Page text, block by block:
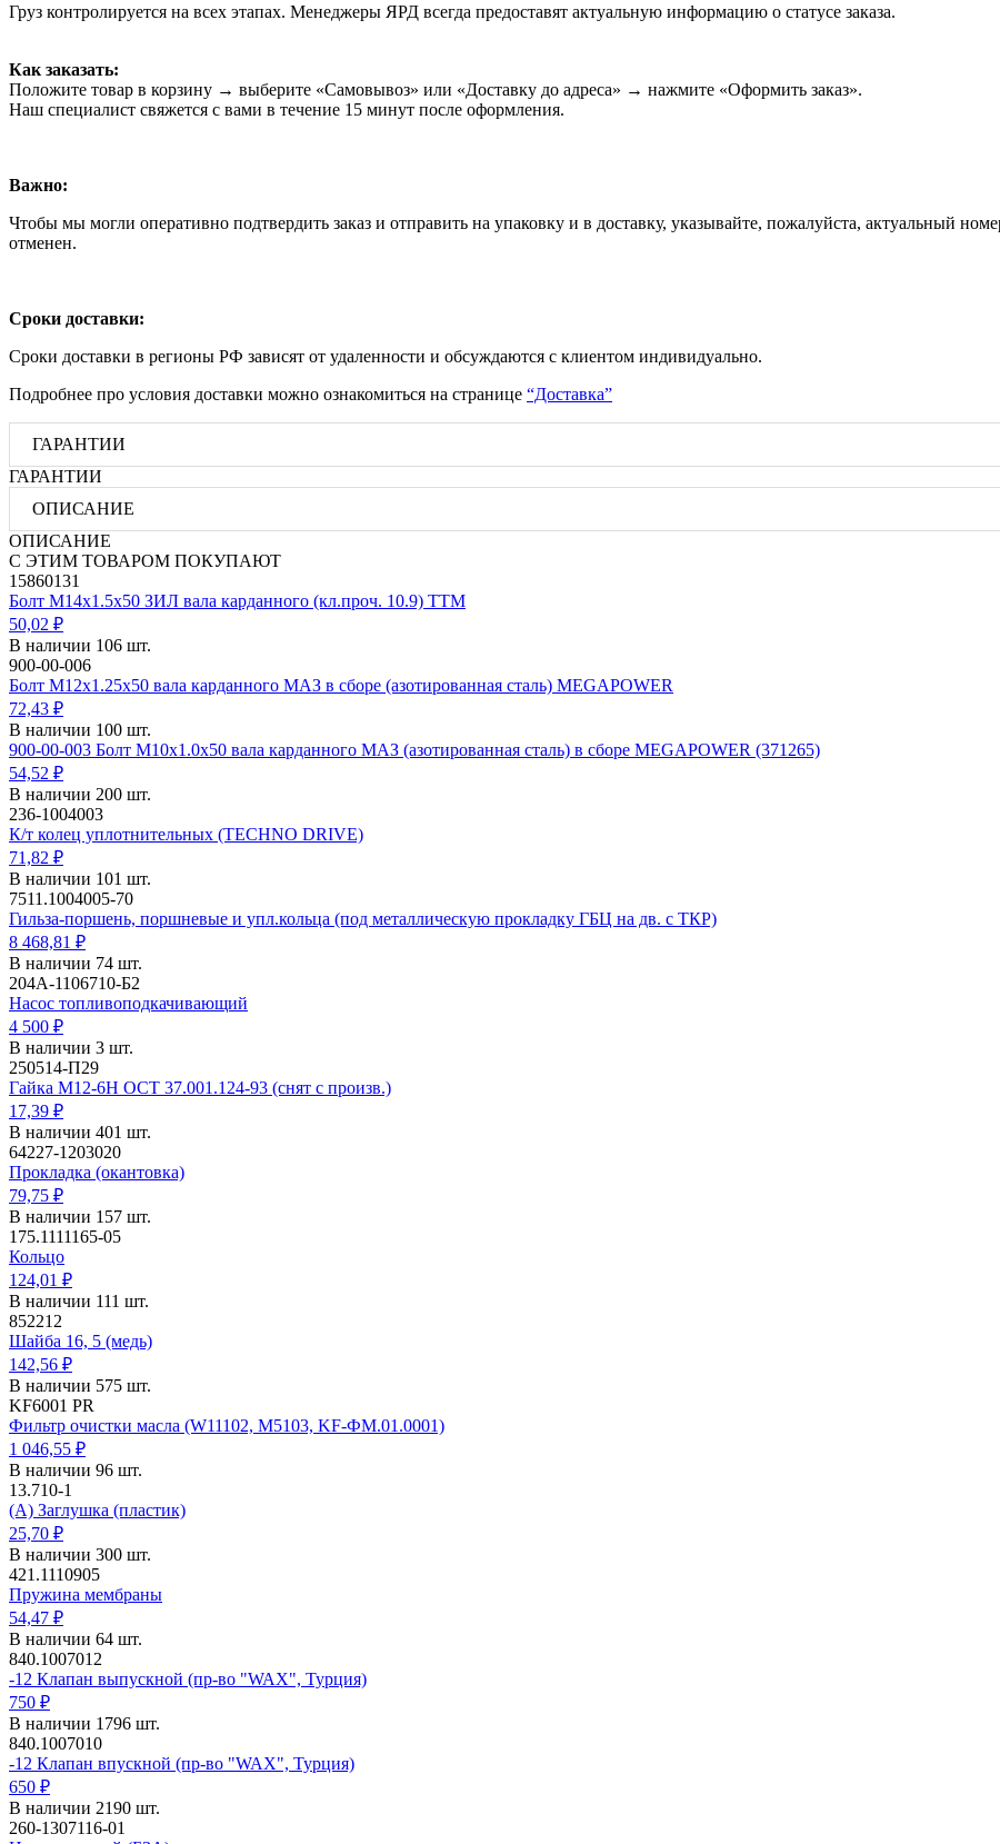
Груз контролируется на всех этапах. Менеджеры ЯРД всегда предоставят актуальную информацию о статусе заказа.
Как заказать:
Положите товар в корзину → выберите «Самовывоз» или «Доставку до адреса» → нажмите «Оформить заказ».
Наш специалист свяжется с вами в течение 15 минут после оформления.
Важно:
Чтобы мы могли оперативно подтвердить заказ и отправить на упаковку и в доставку, указывайте, пожалуйста, актуальный
отменен.
Сроки доставки:
Сроки доставки в регионы РФ зависят от удаленности и обсуждаются с клиентом индивидуально.
Подробнее про условия доставки можно ознакомиться на странице “Доставка”
ГАРАНТИИ
ГАРАНТИИ
ОПИСАНИЕ
ОПИСАНИЕ
С ЭТИМ ТОВАРОМ ПОКУПАЮТ
15860131
Болт М14х1.5х50 ЗИЛ вала карданного (кл.проч. 10.9) ТТМ
50,02 ₽
В наличии 106 шт.
900-00-006
Болт М12х1.25х50 вала карданного МАЗ в сборе (азотированная сталь) MEGAPOWER
72,43 ₽
В наличии 100 шт.
900-00-003 Болт М10х1.0х50 вала карданного МАЗ (азотированная сталь) в сборе MEGAPOWER (371265)
54,52 ₽
В наличии 200 шт.
236-1004003
К/т колец уплотнительных (TECHNO DRIVE)
71,82 ₽
В наличии 101 шт.
7511.1004005-70
Гильза-поршень, поршневые и упл.кольца (под металлическую прокладку ГБЦ на дв. с ТКР)
8 468,81 ₽
В наличии 74 шт.
204А-1106710-Б2
Насос топливоподкачивающий
4 500 ₽
В наличии 3 шт.
250514-П29
Гайка М12-6Н ОСТ 37.001.124-93 (снят с произв.)
17,39 ₽
В наличии 401 шт.
64227-1203020
Прокладка (окантовка)
79,75 ₽
В наличии 157 шт.
175.1111165-05
Кольцо
124,01 ₽
В наличии 111 шт.
852212
Шайба 16, 5 (медь)
142,56 ₽
В наличии 575 шт.
KF6001 PR
Фильтр очистки масла (W11102, M5103, KF-ФМ.01.0001)
1 046,55 ₽
В наличии 96 шт.
13.710-1
(А) Заглушка (пластик)
25,70 ₽
В наличии 300 шт.
421.1110905
Пружина мембраны
54,47 ₽
В наличии 64 шт.
840.1007012
-12 Клапан выпускной (пр-во "WAX", Турция)
750 ₽
В наличии 1796 шт.
840.1007010
-12 Клапан впускной (пр-во "WAX", Турция)
650 ₽
В наличии 2190 шт.
260-1307116-01